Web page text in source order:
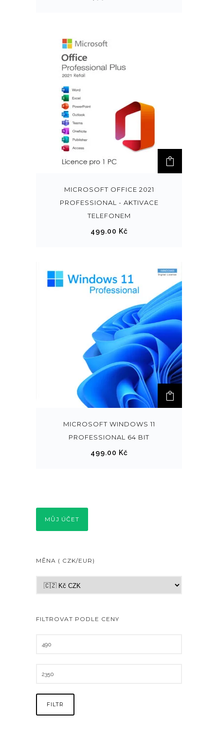
MICROSOFT OFFICE 2021
PROFESSIONAL - AKTIVACE
TELEFONEM
499.00 Kč
MICROSOFT WINDOWS 11
PROFESSIONAL 64 BIT
499.00 Kč
MŮJ ÚČET
MĚNA ( CZK/EUR)
FILTROVAT PODLE CENY
FILTR